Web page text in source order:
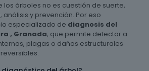
los árboles no es cuestión de suerte,
y prevención. Por eso
especializado de diagnosis del
, Granada, que permite detectar a
plagas o daños estructurales